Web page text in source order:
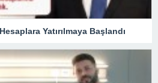
Yatırılmaya Başlandı